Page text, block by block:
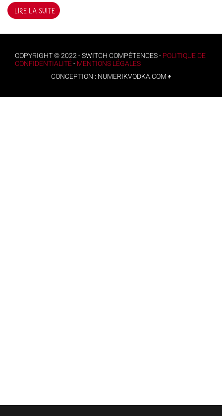
LIRE LA SUITE
COPYRIGHT © 2022 - SWITCH COMPÉTENCES - POLITIQUE DE
CONFIDENTIALITÉ- MENTIONS LÉGALES
CONCEPTION : NUMERIKVODKA.COM